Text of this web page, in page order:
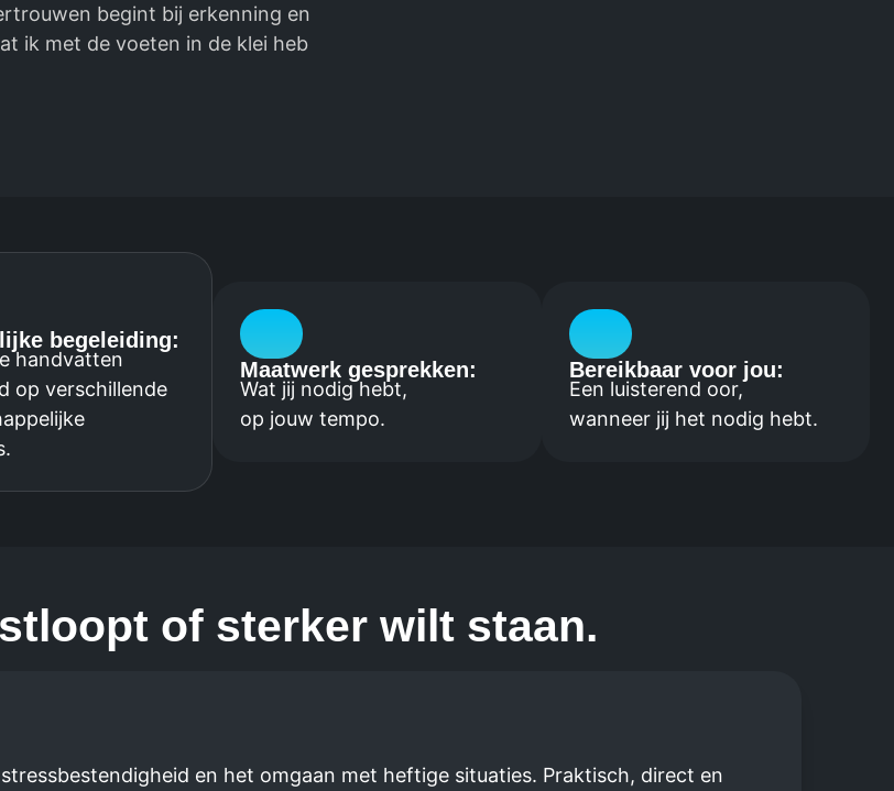
begint bij erkenning en
ik met de voeten in de klei heb
begeleiding:
handvatten
op verschillende
Maatwerk gesprekken:
Wat jij nodig hebt,
op jouw tempo.
Bereikbaar voor jou:
Een luisterend oor,
wanneer jij het nodig hebt.
of sterker wilt staan.
en het omgaan met heftige situaties. Praktisch, direct en